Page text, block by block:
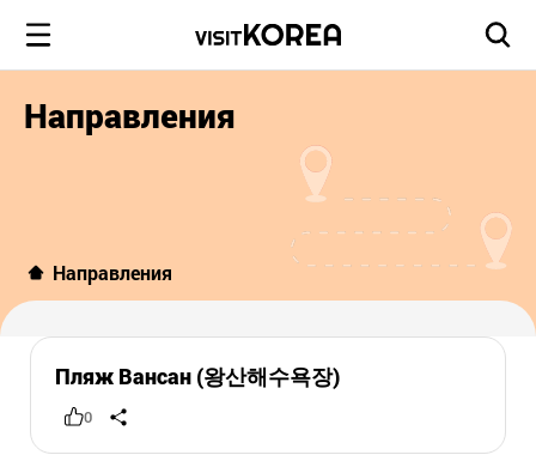
Направления
Направления
Пляж Вансан (왕산해수욕장)
0